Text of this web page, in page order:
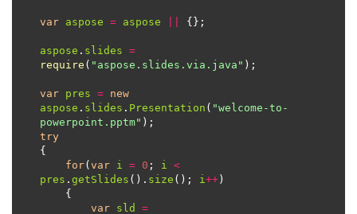
var aspose = aspose
aspose . slides =
require ( "aspose.slides.via.java"
var pres = new
aspose . slides . Presentation ( "welcome-to-
powerpoint.pptm"
try
for( var i = 0 ; i <
pres . getSlides (). size (); i++
var sld =